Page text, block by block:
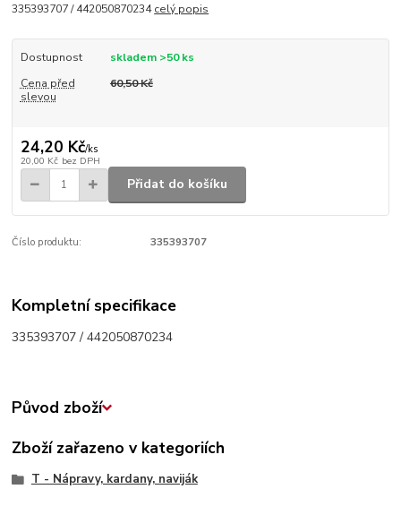
335393707 / 442050870234celý popis
Dostupnost
skladem >50 ks
Cena před
slevou
60,50 Kč
24,20 Kč/ks
20,00 Kč bez DPH
Přidat do košíku
Číslo produktu: 335393707
Kompletní specifikace
335393707 / 442050870234
Původ zboží
Zboží zařazeno v kategoriích
T - Nápravy, kardany, naviják